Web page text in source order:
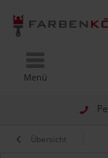
Menü
Übersicht